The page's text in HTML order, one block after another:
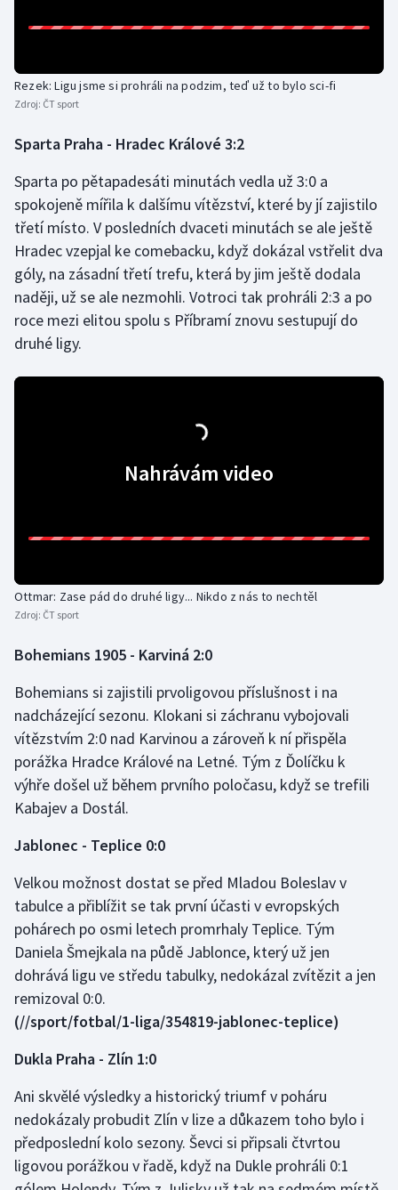
Rezek: Ligu jsme si prohráli na podzim, teď už to bylo sci-fi
Zdroj: ČT sport
Sparta Praha - Hradec Králové 3:2
Sparta po pětapadesáti minutách vedla už 3:0 a
spokojeně mířila k dalšímu vítězství, které by jí zajistilo
třetí místo. V posledních dvaceti minutách se ale ještě
Hradec vzepjal ke comebacku, když dokázal vstřelit dva
góly, na zásadní třetí trefu, která by jim ještě dodala
naději, už se ale nezmohli. Votroci tak prohráli 2:3 a po
roce mezi elitou spolu s Příbramí znovu sestupují do
druhé ligy.
Nahrávám video
Ottmar: Zase pád do druhé ligy... Nikdo z nás to nechtěl
Zdroj: ČT sport
Bohemians 1905 - Karviná 2:0
Bohemians si zajistili prvoligovou příslušnost i na
nadcházející sezonu. Klokani si záchranu vybojovali
vítězstvím 2:0 nad Karvinou a zároveň k ní přispěla
porážka Hradce Králové na Letné. Tým z Ďolíčku k
výhře došel už během prvního poločasu, když se trefili
Kabajev a Dostál.
Jablonec - Teplice 0:0
Velkou možnost dostat se před Mladou Boleslav v
tabulce a přiblížit se tak první účasti v evropských
pohárech po osmi letech promrhaly Teplice. Tým
Daniela Šmejkala na půdě Jablonce, který už jen
dohrává ligu ve středu tabulky, nedokázal zvítězit a jen
remizoval 0:0.
(//sport/fotbal/1-liga/354819-jablonec-teplice)
Dukla Praha - Zlín 1:0
Ani skvělé výsledky a historický triumf v poháru
nedokázaly probudit Zlín v lize a důkazem toho bylo i
předposlední kolo sezony. Ševci si připsali čtvrtou
ligovou porážkou v řadě, když na Dukle prohráli 0:1